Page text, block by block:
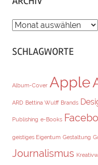
ARCHIV
SCHLAGWORTE
Album-Cover Apple
ARD Bettina Wulff Brands
Publishing e-Books
geistiges Eigentum Gestaltung
Journalismus